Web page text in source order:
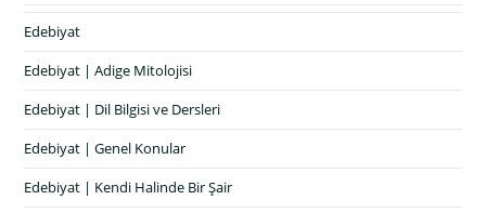
Edebiyat
Edebiyat | Adige Mitolojisi
Edebiyat | Dil Bilgisi ve Dersleri
Edebiyat | Genel Konular
Edebiyat | Kendi Halinde Bir Şair